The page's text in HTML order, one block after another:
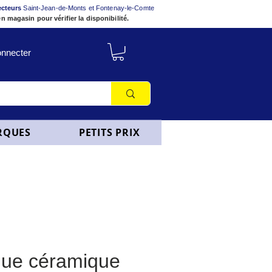
Saint-Jean-de-Monts et Fontenay-le-Comte
magasin pour vérifier la disponibilité.
PETITS PRIX
céramique